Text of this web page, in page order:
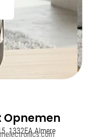
Opnemen
1332EA Almere